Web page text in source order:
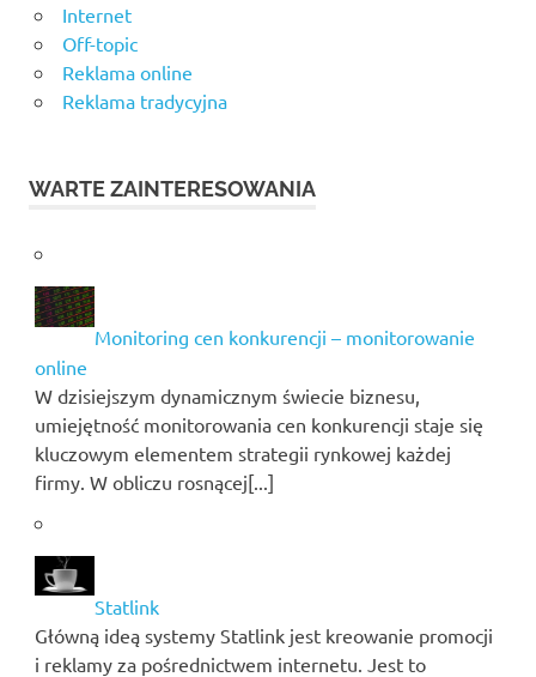
Internet
Off-topic
Reklama online
Reklama tradycyjna
WARTE ZAINTERESOWANIA
Monitoring cen konkurencji – monitorowanie
online
W dzisiejszym dynamicznym świecie biznesu,
umiejętność monitorowania cen konkurencji staje się
kluczowym elementem strategii rynkowej każdej
firmy. W obliczu rosnącej[...]
Statlink
Główną ideą systemy Statlink jest kreowanie promocji
i reklamy za pośrednictwem internetu. Jest to